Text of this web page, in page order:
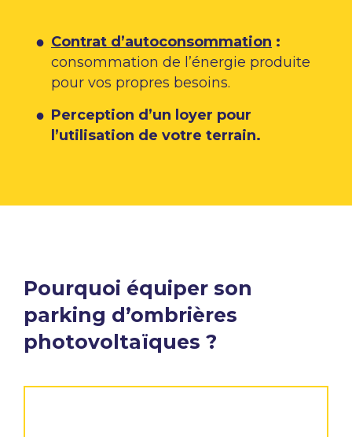
Contrat d’autoconsommation :
consommation de l’énergie produite
pour vos propres besoins.​
Perception d’un loyer pour
l’utilisation de votre terrain.
Pourquoi équiper son
parking d’ombrières
photovoltaïques ?​